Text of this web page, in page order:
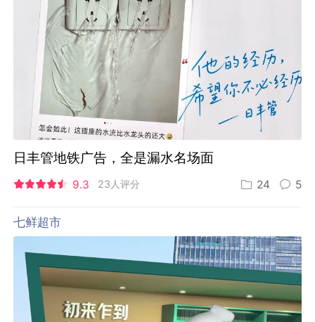
日丰管地铁广告，全是漏水名场面
9.3 23人评分 24 5
七鲜超市